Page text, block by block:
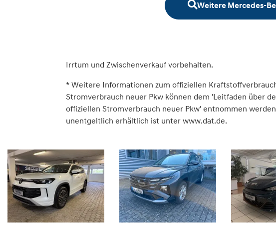
Weitere Mercedes-
Irrtum und Zwischenverkauf vorbehalten.
* Weitere Informationen zum offiziellen
Stromverbrauch neuer Pkw können dem 'Leitfaden über
offiziellen Stromverbrauch neuer Pkw' entnommen
unentgeltlich erhältlich ist unter www.dat.de.